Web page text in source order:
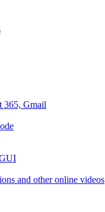
365, Gmail
and other online videos